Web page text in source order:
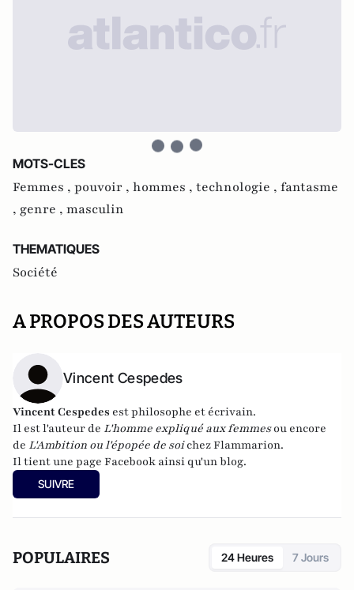
MOTS-CLES
Femmes , pouvoir , hommes , technologie , fantasme
, genre , masculin
THEMATIQUES
Société
A PROPOS DES AUTEURS
Vincent Cespedes
Vincent Cespedes est philosophe et écrivain.
Il est l'auteur de L'homme expliqué aux femmesou encore
de L'Ambition ou l'épopée de soichez Flammarion.
Il tient une page Facebook ainsi qu'unblog.
SUIVRE
POPULAIRES 24 Heures 7 Jours